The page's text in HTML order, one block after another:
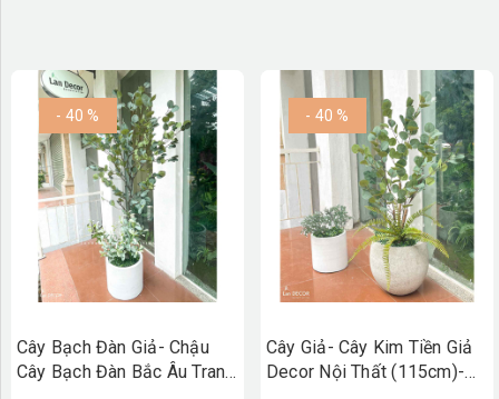
- 40 %
Cây Bạch Đàn Giả- Chậu
Cây Bạch Đàn Bắc Âu Trang
- 40 %
Cây Giả- Cây Kim Tiền Giả
Decor Nội Thất (115cm)-